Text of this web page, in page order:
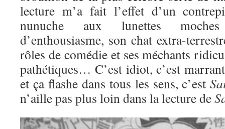
lecture m’a fait l’effet d’un
nunuche aux lunettes
d’enthousiasme, son chat extra-
rôles de comédie et ses méchants
pathétiques… C’est idiot, c’est
et ça flashe dans tous les sens, c’est
n’aille pas plus loin dans la lecture de